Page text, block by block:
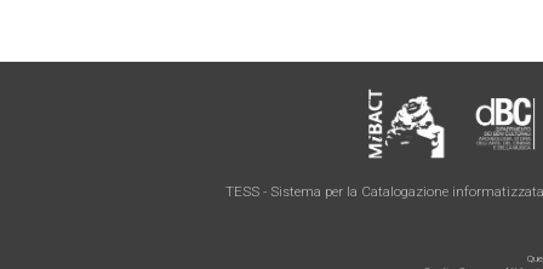
TESS - Sistema per la Catalogazione